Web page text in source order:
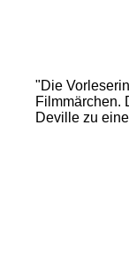
"Die
Filmmärchen.
Deville zu